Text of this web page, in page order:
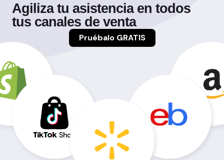
Agiliza tu asistencia en todos
tus canales de venta
Pruébalo GRATIS